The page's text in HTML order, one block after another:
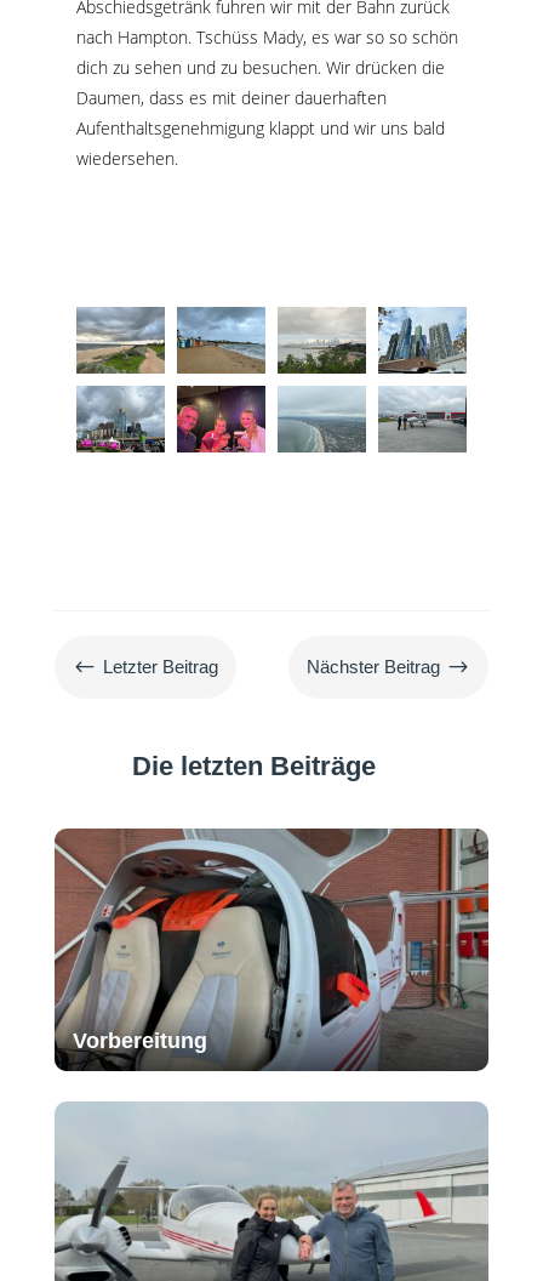
Abschiedsgetränk fuhren wir mit der Bahn zurück
nach Hampton. Tschüss Mady, es war so so schön
dich zu sehen und zu besuchen. Wir drücken die
Daumen, dass es mit deiner dauerhaften
Aufenthaltsgenehmigung klappt und wir uns bald
wiedersehen.
# Letzter Beitrag Nächster Beitrag $
Die letzten Beiträge
Vorbereitung